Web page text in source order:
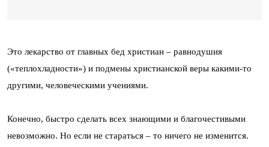
Это лекарство от главных бед христиан – равнодушия
(«теплохладности») и подмены христианской веры какими-то
другими, человеческими учениями.
Конечно, быстро сделать всех знающими и благочестивыми
невозможно. Но если не стараться – то ничего не изменится.